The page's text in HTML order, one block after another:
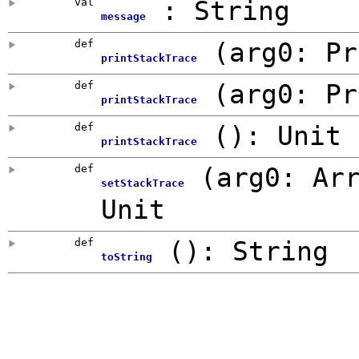
message
: String
def
printStackTrace
( arg0:
def
printStackTrace
( arg0:
def
printStackTrace
() : Unit
def
setStackTrace
( arg0:
Unit
def
toString
() : String